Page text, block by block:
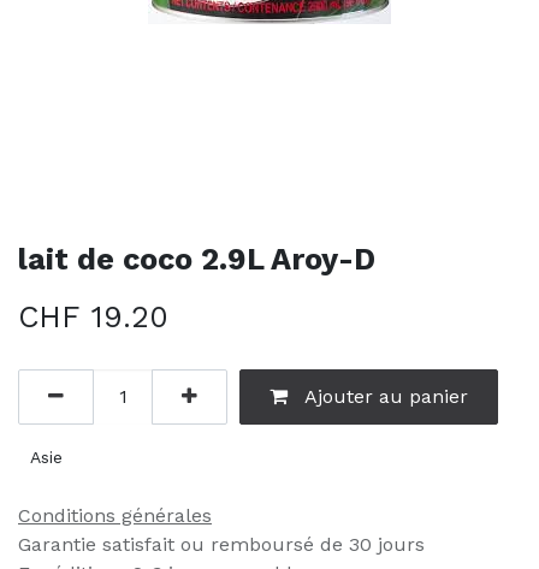
lait de coco 2.9L Aroy-D
CHF 19.20
Ajouter au panier
Asie
Conditions générales
Garantie satisfait ou remboursé de 30 jours